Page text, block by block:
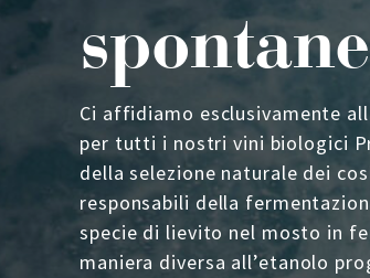
Ci affidiamo esclusivamente
per tutti i nostri vini biologici
della selezione naturale dei
responsabili della
specie di lievito nel mosto in
maniera diversa all’etanolo